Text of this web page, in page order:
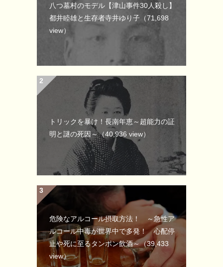
八つ墓村のモデル【津山事件30人殺し】
都井睦雄と生存者寺井ゆり子 （71,698
view）
トリックを暴け！長南年恵～超能力の証
明と謎の死因～（40,936 view）
危険なアルコール摂取方法！ ～急性ア
ルコール中毒が世界中で多発！ 心配停
止や死に至るタンポン飲酒～（39,433
view）